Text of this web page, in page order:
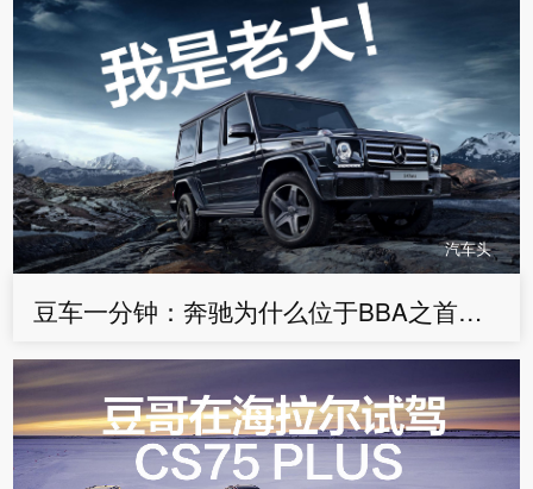
汽车头
豆车一分钟：奔驰为什么位于BBA之首？因为豪华舒适——豆车一分钟